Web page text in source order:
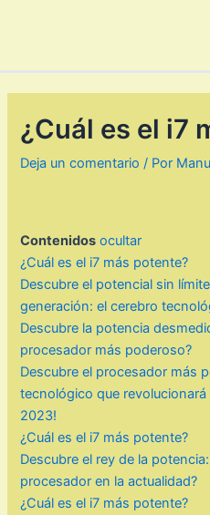
¿Cuál es el i7
Deja un comentario / Por
Contenidos ocultar
¿Cuál es el i7 más potente?
Descubre el potencial sin
generación: el cerebro
Descubre la potencia
procesador más poderoso?
Descubre el procesador más
tecnológico que
2023!
¿Cuál es el i7 más potente?
Descubre el rey de la
procesador en la actualidad?
¿Cuál es el i7 más potente?